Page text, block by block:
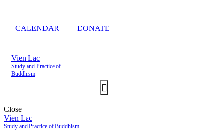
CALENDAR DONATE
Vien Lac
Study and Practice of
Buddhism
Close
Vien Lac
Study and Practice of Buddhism